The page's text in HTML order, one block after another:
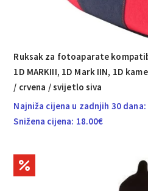
Ruksak za fotoaparate
1D MARKIII, 1D Mark IIN, 1D
/ crvena / svijetlo siva
Najniža cijena u zadnjih 30 dana:
Snižena cijena: 18.00€